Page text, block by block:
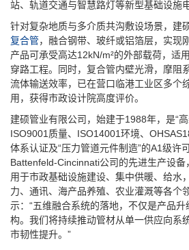
站、轨道交通与智慧路灯等新型基础设施
针对复杂地质与多介质共沟敷设场景，建
复合管，融合钢带、玻纤或铝箔层，实现
产品可承受高达12kN/m²的外部载荷，适
穿路工程。同时，复合管内壁光滑，摩阻
流体输送效率，已在营口临港工业区多个
用，获得市政设计院高度评价。
建硕管业有限公司，始建于1988年，是“
ISO9001质量、ISO14001环境、
体系认证及“压力管道元件制造”的A1级许
Battenfeld-Cincinnati公司的先进生产设
用于市政基础设施建设、集中供暖、给水
力、通讯、海产品养殖、农业灌溉等各个
示：“五维融合系统的落地，不仅是产品
构。我们将持续推动管材从单一供应向系
市韧性提升。”